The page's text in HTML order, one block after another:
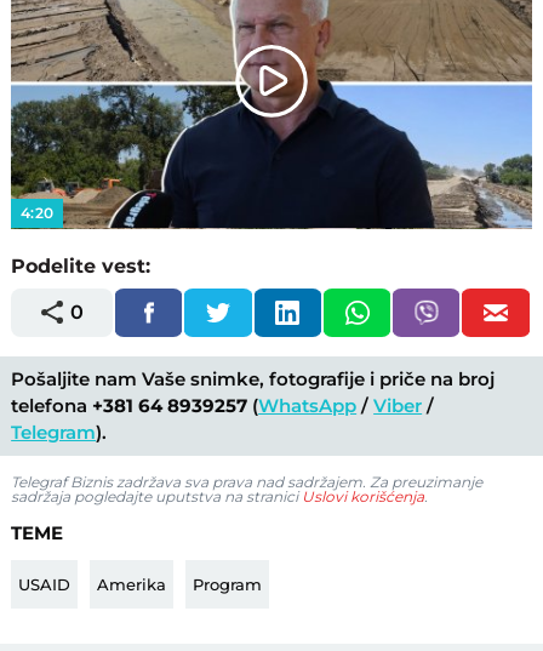
Play
4:20
Podelite vest:
0
Pošaljite nam Vaše snimke, fotografije i priče na broj
telefona +381 64 8939257 (WhatsApp /Viber /
Telegram).
Telegraf Biznis zadržava sva prava nad sadržajem. Za preuzimanje
sadržaja pogledajte uputstva na stranici Uslovi korišćenja
TEME
USAID Amerika Program